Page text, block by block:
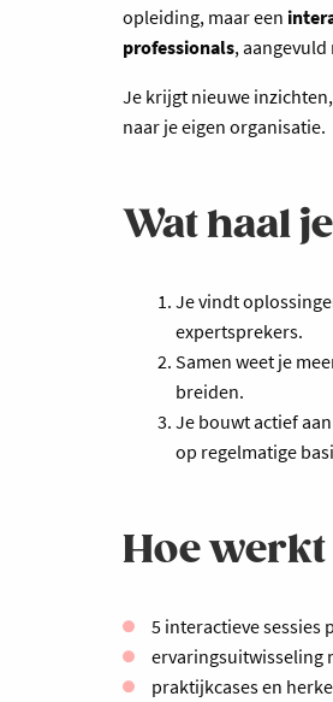
opleiding, maar een
professionals, aangevuld
Je krijgt nieuwe inzichten,
naar je eigen organisatie.
Wat haal
Je vindt
expertsprekers.
Samen weet je
breiden.
Je bouwt actief
op regelmatige
Hoe
5 interactieve sessies
ervaringsuitwisseling
praktijkcases en